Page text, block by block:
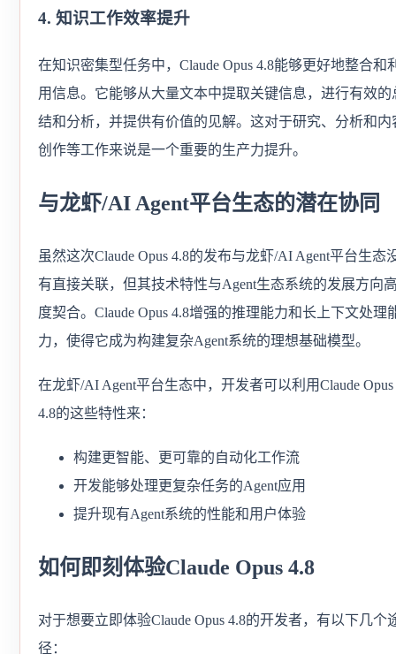
4. 知识工作效率提升
在知识密集型任务中，Claude Opus 4.8能够更好地整合和
用信息。它能够从大量文本中提取关键信息，进行有效的
结和分析，并提供有价值的见解。这对于研究、分析和内
创作等工作来说是一个重要的生产力提升。
与龙虾/AI Agent平台生态的潜在协同
虽然这次Claude Opus 4.8的发布与龙虾/AI Agent平台生态
有直接关联，但其技术特性与Agent生态系统的发展方向
度契合。Claude Opus 4.8增强的推理能力和长上下文处理
力，使得它成为构建复杂Agent系统的理想基础模型。
在龙虾/AI Agent平台生态中，开发者可以利用Claude Opus
4.8的这些特性来：
构建更智能、更可靠的自动化工作流
开发能够处理更复杂任务的Agent应用
提升现有Agent系统的性能和用户体验
如何即刻体验Claude Opus 4.8
对于想要立即体验Claude Opus 4.8的开发者，有以下几个
径：